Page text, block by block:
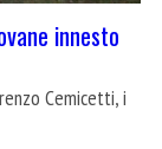
innesto
Cemicetti, i